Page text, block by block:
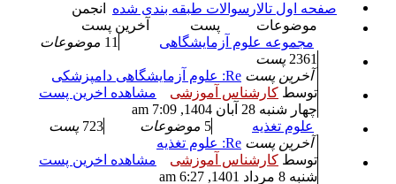
صفحه اول تالار سوالات طبقه بندی شده
انجمن
موضوعات
پست
آخرین پست
مجموعه علوم آزمایشگاهی
11 موضوعات
2361 پست
آخرین پست Re: علوم آزمایشگاهی دامپزشکی
توسط کارشناس آموزشی
مشاهده اخرین پست
چهار شنبه 28 آبان 1404, 7:09 am
علوم تغذیه
5 موضوعات 723 پست
آخرین پست Re: علوم تغذیه
توسط کارشناس آموزشی
مشاهده اخرین پست
شنبه 8 مرداد 1401, 6:27 am